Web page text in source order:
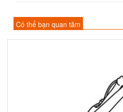
Có thể bạn quan tâm